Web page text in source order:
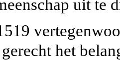
uit te
het